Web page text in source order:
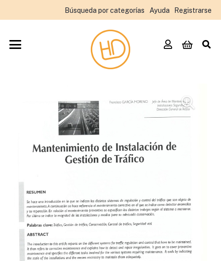
Búsqueda por categorías Ayuda Registrarse